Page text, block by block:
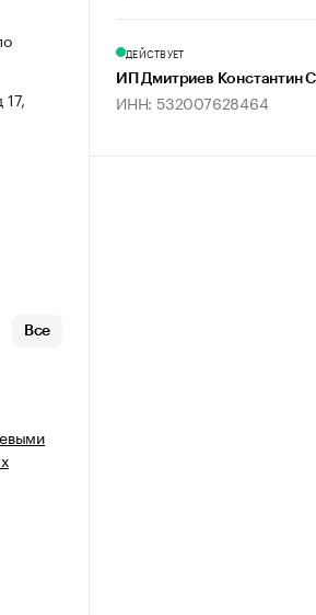
Все
ДЕЙСТВУЕТ
ИП Дмитриев Константин
ИНН: 532007628464